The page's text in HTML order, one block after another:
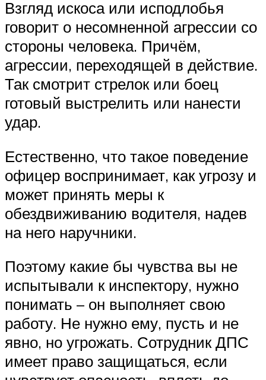
Взгляд искоса или исподлобья
говорит о несомненной агрессии со
стороны человека. Причём,
агрессии, переходящей в действие.
Так смотрит стрелок или боец
готовый выстрелить или нанести
удар.
Естественно, что такое поведение
офицер воспринимает, как угрозу и
может принять меры к
обездвиживанию водителя, надев
на него наручники.
Поэтому какие бы чувства вы не
испытывали к инспектору, нужно
понимать – он выполняет свою
работу. Не нужно ему, пусть и не
явно, но угрожать. Сотрудник ДПС
имеет право защищаться, если